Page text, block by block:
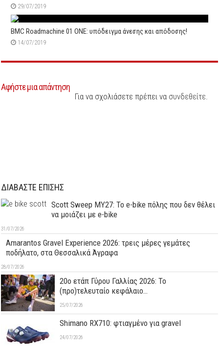
29/07/2019
BMC Roadmachine 01 ONE: υπόδειγμα άνεσης και απόδοσης!
14/07/2019
Αφήστε μια απάντηση
Για να σχολιάσετε πρέπει να συνδεθείτε
ΔΙΑΒΑΣΤΕ ΕΠΙΣΗΣ
Scott Sweep MY27: Το e-bike πόλης που δεν θέλει
να μοιάζει με e-bike
31/07/2026
Amarantos Gravel Experience 2026: τρεις μέρες γεμάτες
ποδήλατο, στα Θεσσαλικά Άγραφα
28/07/2026
20ο ετάπ Γύρου Γαλλίας 2026: Το
(προ)τελευταίο κεφάλαιο…
25/07/2026
Shimano RX710: φτιαγμένο για gravel
24/07/2026